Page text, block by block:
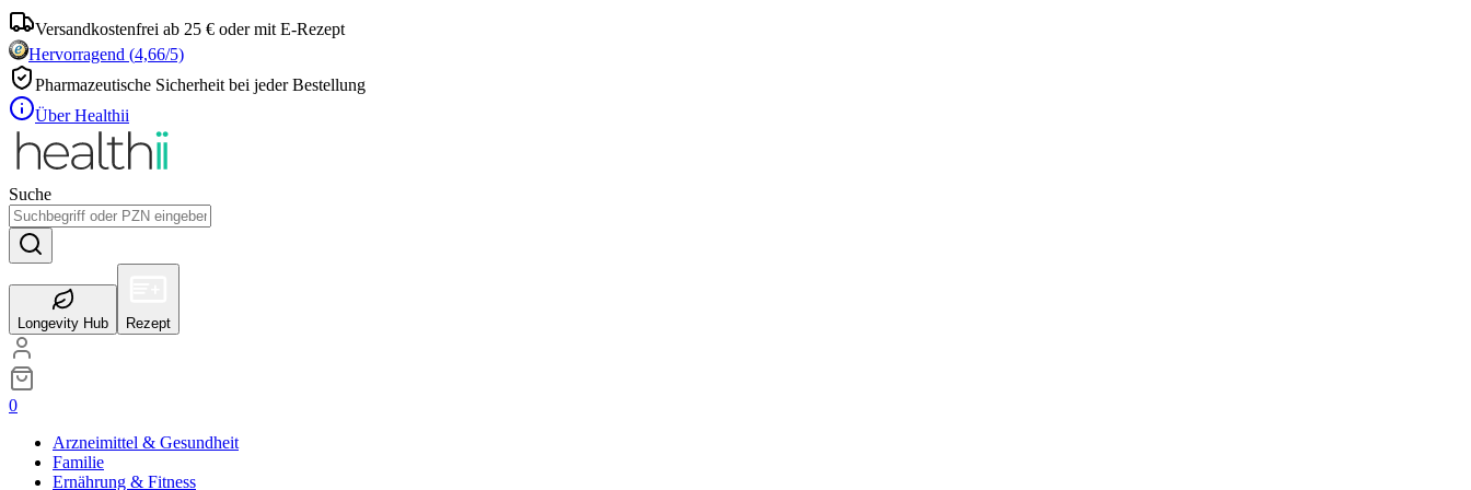
Versandkostenfrei ab 25 € oder mit E-Rezept
Hervorragend (4,66/5)
Pharmazeutische Sicherheit bei jeder Bestellung
Über Healthii
Suche
Longevity Hub Rezept
0
Arzneimittel & Gesundheit
Familie
Ernährung & Fitness